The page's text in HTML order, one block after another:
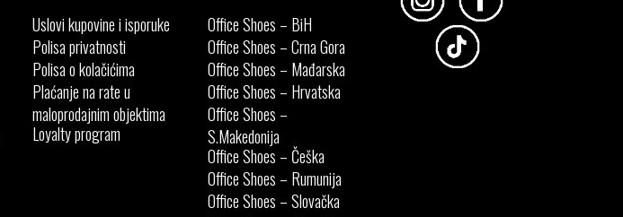
Uslovi kupovine i isporuke
Polisa privatnosti
Polisa o kolačićima
Plaćanje na rate u
maloprodajnim objektima
Loyalty program
Office Shoes – BiH
Office Shoes – Crna Gora
Office Shoes – Mađarska
Office Shoes – Hrvatska
Office Shoes –
S.Makedonija
Office Shoes – Češka
Office Shoes – Rumunija
Office Shoes – Slovačka